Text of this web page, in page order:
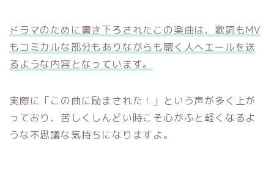
ドラマのために書き下ろされたこの楽曲は、歌詞もMV
もコミカルな部分もありながらも聴く人へエールを送
るような内容となっています。
実際に「この曲に励まされた！」という声が多く上が
っており、苦しくしんどい時こそ心がふと軽くなるよ
うな不思議な気持ちになりますよ。